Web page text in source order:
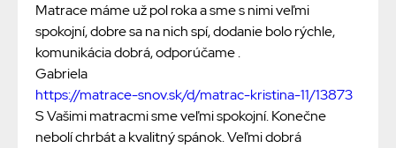
Matrace máme už pol roka a sme s nimi veľmi
spokojní, dobre sa na nich spí, dodanie bolo rýchle,
komunikácia dobrá, odporúčame .
Gabriela
https://matrace-snov.sk/d/matrac-kristina-11/13873
S Vašimi matracmi sme veľmi spokojní. Konečne
nebolí chrbát a kvalitný spánok. Veľmi dobrá